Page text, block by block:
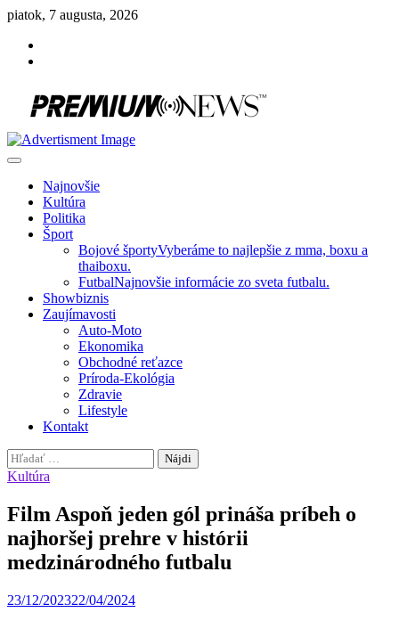
Skip
content
piatok, 7 augusta, 2026
Najnovšie
Kultúra
Politika
Šport
Bojové športyVyberáme to najlepšie z mma, boxu a
thaiboxu.
FutbalNajnovšie informácie zo sveta futbalu.
Showbiznis
Zaujímavosti
Auto-Moto
Ekonomika
Obchodné reťazce
Príroda-Ekológia
Zdravie
Lifestyle
Kontakt
Hľadať:
Kultúra
Film Aspoň jeden gól prináša príbeh o
najhoršej prehre v histórii
medzinárodného futbalu
23/12/202322/04/2024